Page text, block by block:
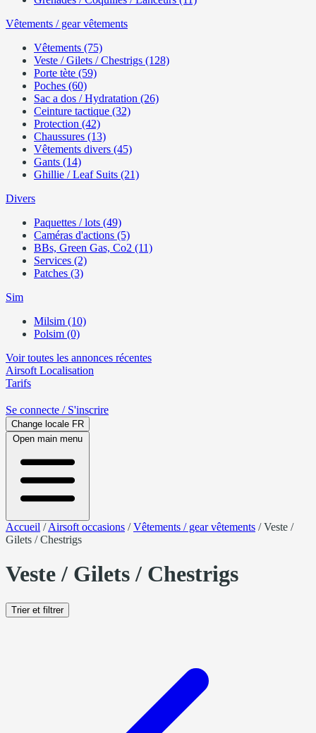
Vêtements / gear vêtements
Vêtements (75)
Veste / Gilets / Chestrigs (128)
Porte tète (59)
Poches (60)
Sac a dos / Hydratation (26)
Ceinture tactique (32)
Protection (42)
Chaussures (13)
Vêtements divers (45)
Gants (14)
Ghillie / Leaf Suits (21)
Divers
Paquettes / lots (49)
Caméras d'actions (5)
BBs, Green Gas, Co2 (11)
Services (2)
Patches (3)
Sim
Milsim (10)
Polsim (0)
Voir toutes les annonces récentes
Airsoft Localisation
Tarifs
Se connecte / S'inscrire
Change locale FR
Open main menu
Accueil /Airsoft occasions /Vêtements / gear vêtements /Veste /
Gilets / Chestrigs
Veste / Gilets / Chestrigs
Trier et filtrer